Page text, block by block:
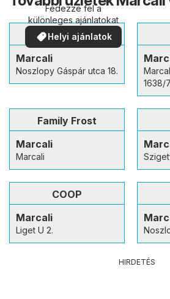
Fedezze fel a
különleges ajánlatokat
Helyi ajánlatok
Aldi
Marcali
Noszlopy Gáspár utca 18.
1638/7
Family Frost
Marcali
Marcali
COOP
Marcali
Liget U 2.
HIRDETÉS